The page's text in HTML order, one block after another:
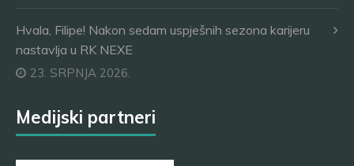
Hvala, Filipe! Nakon sedam uspješnih sezona karijeru
nastavlja u RK NEXE
23. SRPNJA 2026.
Medijski partneri